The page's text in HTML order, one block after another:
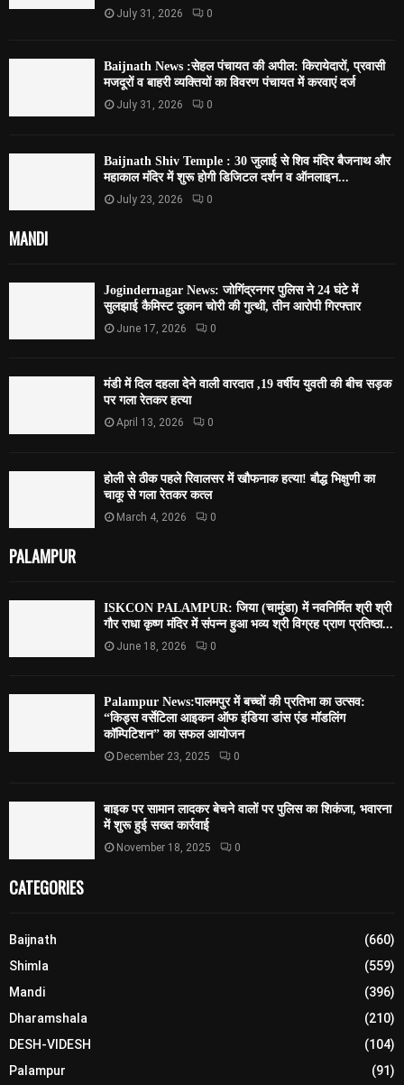
July 31, 2026 0
Baijnath News :सेहल पंचायत की अपील: किरायेदारों, प्रवासी
मजदूरों व बाहरी व्यक्तियों का विवरण पंचायत में करवाएं दर्ज
July 31, 2026 0
Baijnath Shiv Temple : 30 जुलाई से शिव मंदिर बैजनाथ और
महाकाल मंदिर में शुरू होगी डिजिटल दर्शन व ऑनलाइन...
July 23, 2026 0
MANDI
Jogindernagar News: जोगिंद्रनगर पुलिस ने 24 घंटे में
सुलझाई कैमिस्ट दुकान चोरी की गुत्थी, तीन आरोपी गिरफ्तार
June 17, 2026 0
मंडी में दिल दहला देने वाली वारदात ,19 वर्षीय युवती की बीच सड़क
पर गला रेतकर हत्या
April 13, 2026 0
होली से ठीक पहले रिवालसर में खौफनाक हत्या! बौद्ध भिक्षुणी का
चाकू से गला रेतकर कत्ल
March 4, 2026 0
PALAMPUR
ISKCON PALAMPUR: जिया (चामुंडा) में नवनिर्मित श्री श्री
गौर राधा कृष्ण मंदिर में संपन्न हुआ भव्य श्री विग्रह प्राण प्रतिष्ठा...
June 18, 2026 0
Palampur News:पालमपुर में बच्चों की प्रतिभा का उत्सव:
“किड्स वर्सेटिला आइकन ऑफ इंडिया डांस एंड मॉडलिंग
कॉम्पिटिशन” का सफल आयोजन
December 23, 2025 0
बाइक पर सामान लादकर बेचने वालों पर पुलिस का शिकंजा, भवारना
में शुरू हुई सख्त कार्रवाई
November 18, 2025 0
CATEGORIES
Baijnath
(660)
Shimla
(559)
Mandi
(396)
Dharamshala
(210)
DESH-VIDESH
(104)
Palampur
(91)